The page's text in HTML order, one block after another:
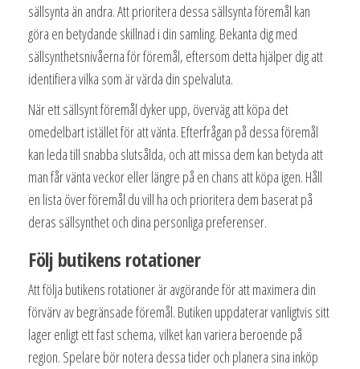
sällsynta än andra. Att prioritera dessa sällsynta föremål kan
göra en betydande skillnad i din samling. Bekanta dig med
sällsynthetsnivåerna för föremål, eftersom detta hjälper dig att
identifiera vilka som är värda din spelvaluta.
När ett sällsynt föremål dyker upp, överväg att köpa det
omedelbart istället för att vänta. Efterfrågan på dessa föremål
kan leda till snabba slutsålda, och att missa dem kan betyda att
man får vänta veckor eller längre på en chans att köpa igen. Håll
en lista över föremål du vill ha och prioritera dem baserat på
deras sällsynthet och dina personliga preferenser.
Följ butikens rotationer
Att följa butikens rotationer är avgörande för att maximera din
förvärv av begränsade föremål. Butiken uppdaterar vanligtvis sitt
lager enligt ett fast schema, vilket kan variera beroende på
region. Spelare bör notera dessa tider och planera sina inköp